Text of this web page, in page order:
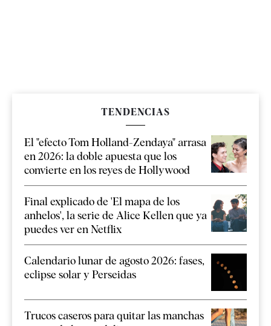
TENDENCIAS
El "efecto Tom Holland-Zendaya" arrasa
en 2026: la doble apuesta que los
convierte en los reyes de Hollywood
Final explicado de 'El mapa de los
anhelos', la serie de Alice Kellen que ya
puedes ver en Netflix
Calendario lunar de agosto 2026: fases,
eclipse solar y Perseidas
Trucos caseros para quitar las manchas